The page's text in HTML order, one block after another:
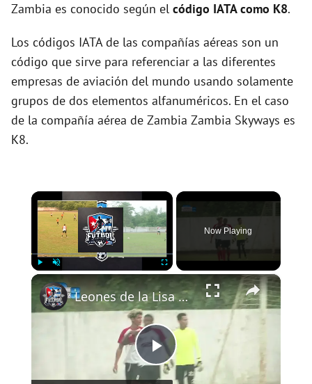
Zambia es conocido según el código IATA como K8.
Los códigos IATA de las compañías aéreas son un
código que sirve para referenciar a las diferentes
empresas de aviación del mundo usando solamente
grupos de dos elementos alfanuméricos. En el caso
de la compañía aérea de Zambia Zambia Skyways es
K8.
×
Now Playing
×
P
Leones de la Lisa VS Olimpiakos CR Partido7